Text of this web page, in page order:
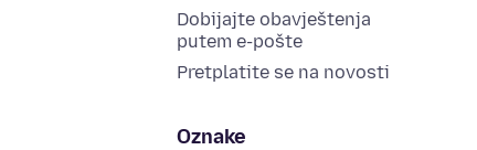
Dobijajte obavještenja
putem e-pošte
Pretplatite se na novosti
Oznake